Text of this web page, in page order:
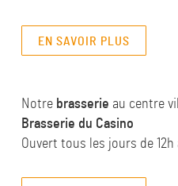
EN SAVOIR PLUS
Notre brasserie au centre
Brasserie du Casino
Ouvert tous les jours de 12h